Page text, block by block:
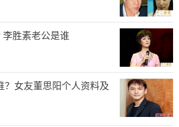
胜素老公是谁
？女友董思阳个人资料及